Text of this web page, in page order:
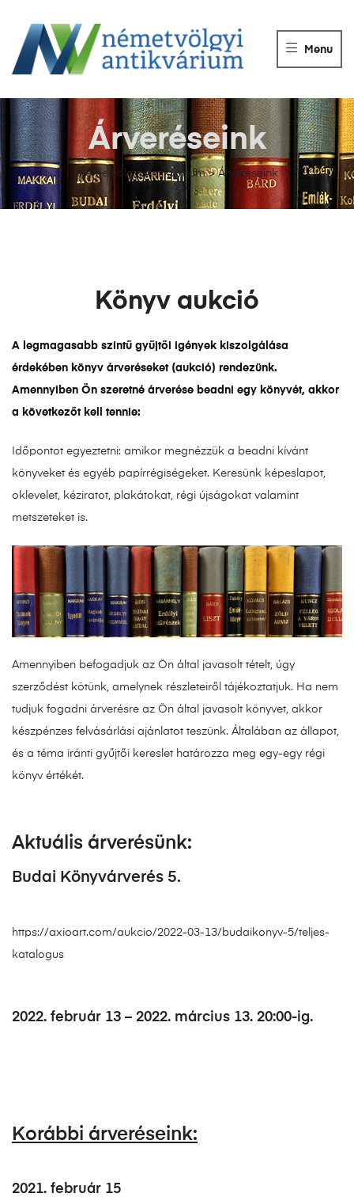
ANTIKVÁRIUM
Könyvek
eladása.
Menu
Németvölgyi Antikvárium>Árveréseink
Árveréseink
Könyv aukció
A legmagasabb szintű gyűjtői igények kiszolgálása
érdekében könyv árveréseket (aukció) rendezünk.
Amennyiben Ön szeretné árverése beadni egy könyvét, akkor
a következőt kell tennie:
Időpontot egyeztetni: amikor megnézzük a beadni kívánt
könyveket és egyéb papírrégiségeket. Keresünk képeslapot,
oklevelet, kéziratot, plakátokat, régi újságokat valamint
metszeteket is.
Amennyiben befogadjuk az Ön által javasolt tételt, úgy
szerződést kötünk, amelynek részleteiről tájékoztatjuk. Ha nem
tudjuk fogadni árverésre az Ön által javasolt könyvet, akkor
készpénzes felvásárlási ajánlatot teszünk. Általában az állapot,
és a téma iránti gyűjtői kereslet határozza meg egy-egy régi
könyv értékét.
Aktuális árverésünk:
Budai Könyvárverés 5.
https://axioart.com/aukcio/2022-03-13/budaikonyv-5/teljes-
katalogus
2022. február 13 – 2022. március 13. 20:00-ig.
Korábbi árveréseink:
2021. február 15